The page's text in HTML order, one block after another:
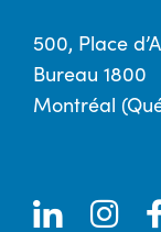
500, Place
Bureau 1800
Montréal